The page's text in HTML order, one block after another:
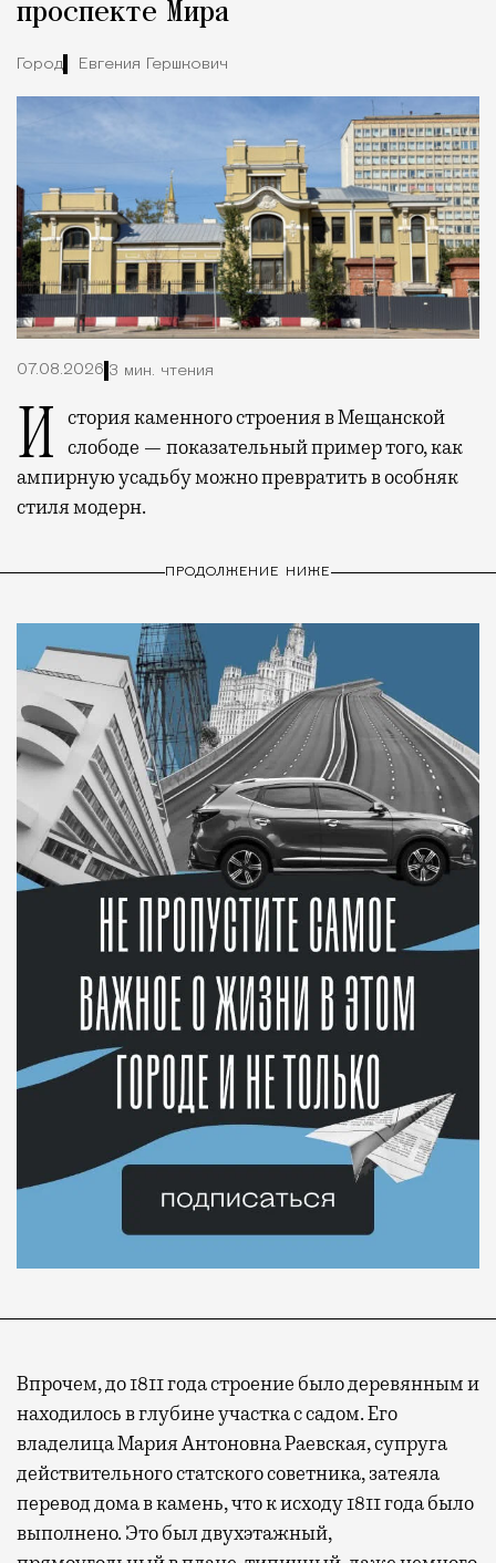
проспекте Мира
Город Евгения Гершкович
07.08.2026 3 мин. чтения
История каменного строения в Мещанской слободе — показательный пример того, как
ампирную усадьбу можно превратить в особняк
стиля модерн.
ПРОДОЛЖЕНИЕ НИЖЕ
Впрочем, до 1811 года строение было деревянным и
находилось в глубине участка с садом. Его
владелица Мария Антоновна Раевская, супруга
действительного статского советника, затеяла
перевод дома в камень, что к исходу 1811 года было
выполнено. Это был двухэтажный,